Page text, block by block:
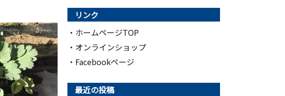
リンク
・ホームページTOP
・オンラインショップ
・Facebookページ
最近の投稿